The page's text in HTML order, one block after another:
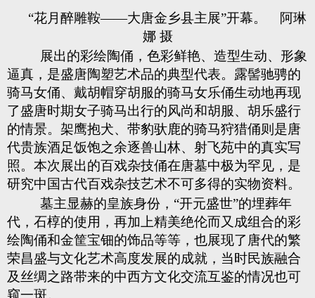
“花月醉雕鞍——大唐金乡县主展”开幕。 阿琳
娜 摄
展出的彩绘陶俑，色彩鲜艳、造型生动、形象
逼真，是盛唐陶塑艺术品的典型代表。露髻驰骋的
骑马女俑、戴胡帽穿胡服的骑马女乐俑生动地再现
了盛唐时期女子骑马出行的风尚和胡服、胡乐盛行
的情景。架鹰抱犬、带豹驮鹿的骑马狩猎俑则是唐
代贵族酒足饭饱之余逐兽山林、射飞苑中的真实写
照。本次展出的百戏杂技俑在唐墓中极为罕见，是
研究中国古代百戏杂技艺术不可多得的实物资料。
墓主显赫的皇族身份，“开元盛世”的埋葬年
代，石椁的使用，再加上精美绝伦而又成组合的彩
绘陶俑和金筐宝钿的饰品等等，也展现了唐代的繁
荣昌盛与文化艺术高度发展的成就，当时民族融合
及丝绸之路带来的中西方文化交流互鉴的情况也可
窥一斑。